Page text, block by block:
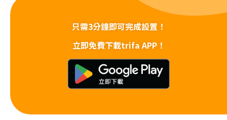
只需3分鐘即可完成設置！
立即免費下載trifa APP！